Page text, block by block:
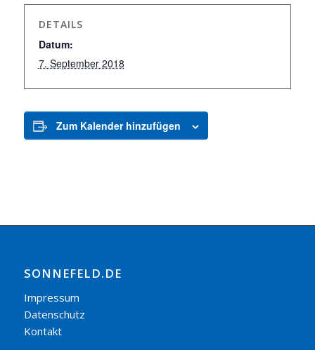
DETAILS
Datum:
7. September 2018
Zum Kalender hinzufügen
SONNEFELD.DE
Impressum
Datenschutz
Kontakt